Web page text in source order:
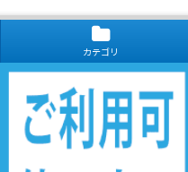
カテゴリ